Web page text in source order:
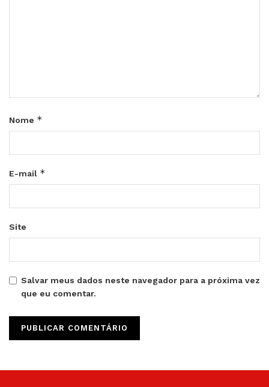
Nome *
E-mail *
Site
Salvar meus dados neste navegador para a próxima vez
que eu comentar.